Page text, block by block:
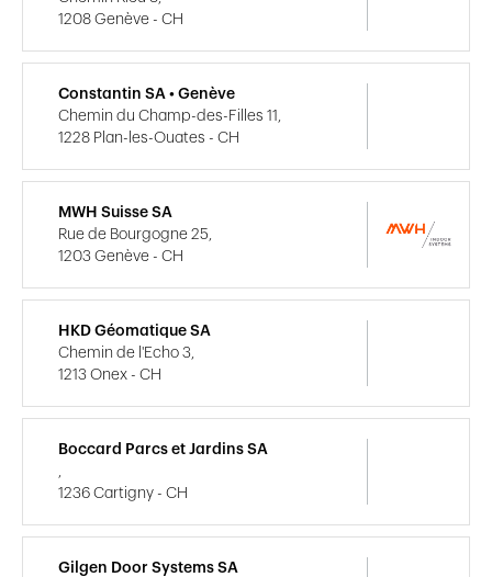
1208 Genève - CH
Constantin SA • Genève
Chemin du Champ-des-Filles 11,
1228 Plan-les-Ouates - CH
MWH Suisse SA
Rue de Bourgogne 25,
1203 Genève - CH
HKD Géomatique SA
Chemin de l'Echo 3,
1213 Onex - CH
Boccard Parcs et Jardins SA
,
1236 Cartigny - CH
Gilgen Door Systems SA